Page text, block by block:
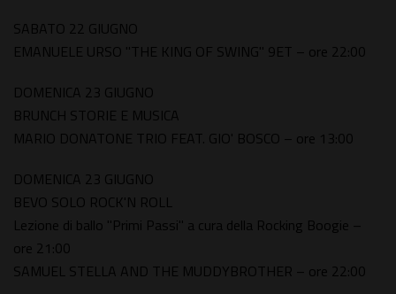
SABATO 22 GIUGNO
EMANUELE URSO "THE KING OF SWING" 9ET – ore 22:00
DOMENICA 23 GIUGNO
BRUNCH STORIE E MUSICA
MARIO DONATONE TRIO FEAT. GIO' BOSCO – ore 13:00
DOMENICA 23 GIUGNO
BEVO SOLO ROCK'N ROLL
Lezione di ballo "Primi Passi" a cura della Rocking Boogie –
ore 21:00
SAMUEL STELLA AND THE MUDDYBROTHER – ore 22:00